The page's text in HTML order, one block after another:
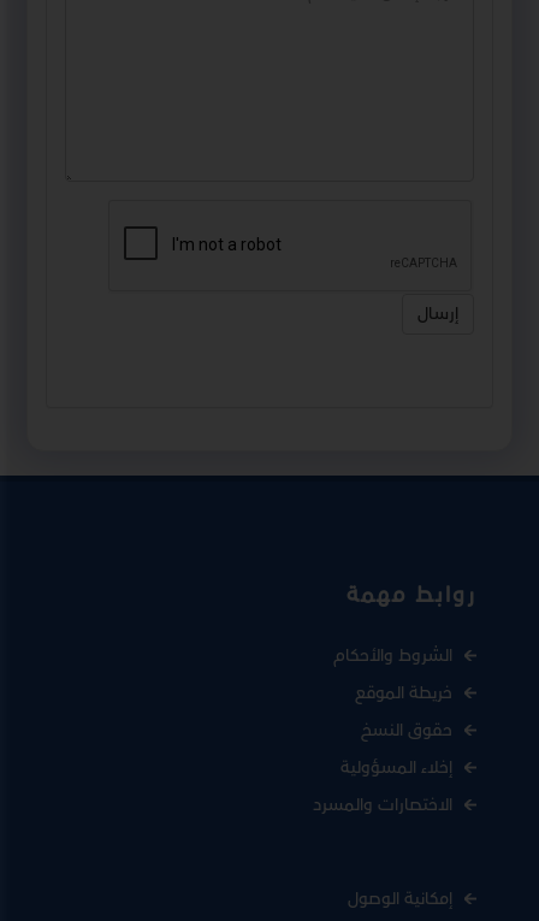
إرسال
روابط مهمة
الشروط والأحكام
خريطة الموقع
حقوق النسخ
إخلاء المسؤولية
الاختصارات والمسرد
إمكانية الوصول